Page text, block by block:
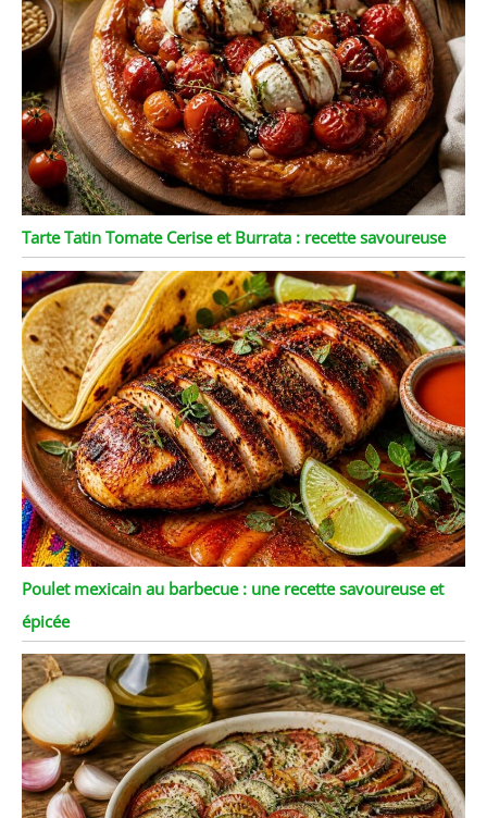
Tarte Tatin Tomate Cerise et Burrata : recette savoureuse
Poulet mexicain au barbecue : une recette savoureuse et
épicée